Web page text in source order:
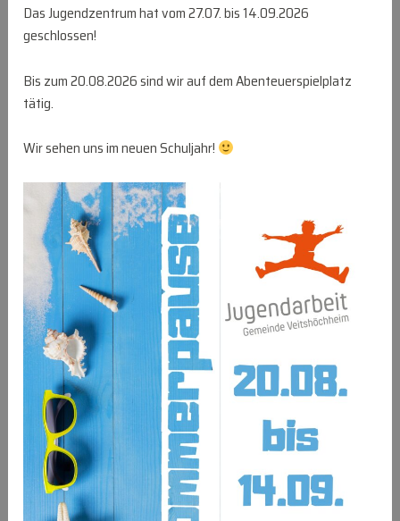
Das Jugendzentrum hat vom 27.07. bis 14.09.2026
geschlossen!
Bis zum 20.08.2026 sind wir auf dem Abenteuerspielplatz
tätig.
Wir sehen uns im neuen Schuljahr!